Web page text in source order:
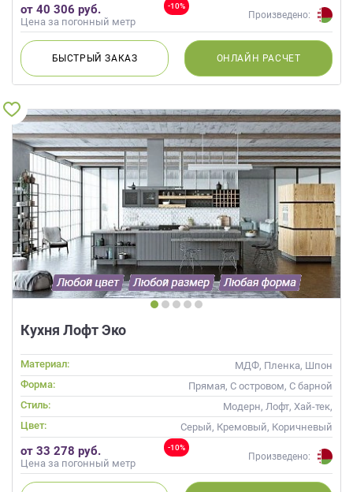
-10%
от 40 306 руб.
Цена за погонный метр
Произведено:
БЫСТРЫЙЗАКАЗ ОНЛАЙН РАСЧЕТ
Кухня Лофт Эко
Материал:
МДФ, Пленка, Шпон
Форма:
Прямая, С островом, С барной
стойкой
Стиль:
Модерн, Лофт, Хай-тек,
Современные
Цвет: Серый, Кремовый, Коричневый
-10%
от 33 278 руб.
Цена за погонный метр
Произведено: